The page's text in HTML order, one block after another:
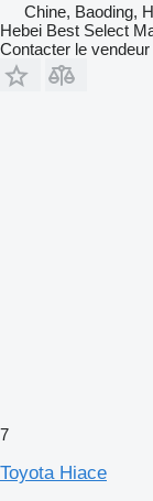
Chine, Baoding,
Hebei Best Select
Contacter le vendeur
7
Toyota Hiace